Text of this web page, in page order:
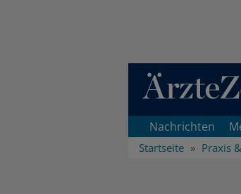
Direkt zum
Nachrichten
Startseite Praxis